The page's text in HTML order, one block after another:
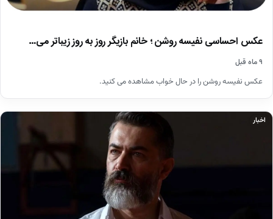
عکس احساسی نفیسه روشن ؛ خانم بازیگر روز به روز زیباتر می…
۹ ماه قبل
عکس نفیسه روشن را در حال خواب مشاهده می کنید.
اخبار